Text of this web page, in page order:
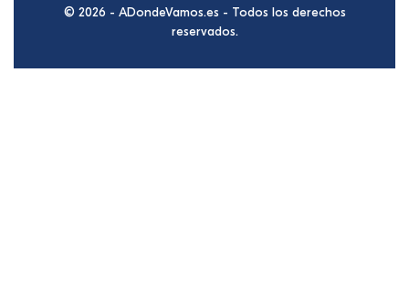
© 2026 - ADondeVamos.es - Todos los derechos
reservados.